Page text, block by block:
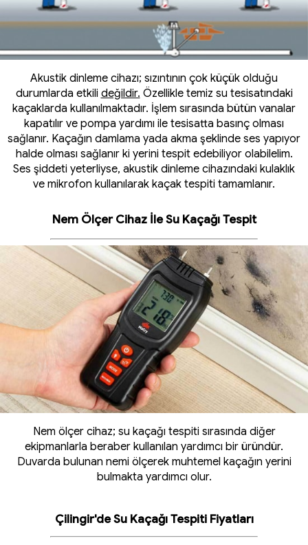
Akustik dinleme cihazı; sızıntının çok küçük olduğu
durumlarda etkili değildir. Özellikle temiz su tesisatındaki
kaçaklarda kullanılmaktadır. İşlem sırasında bütün vanalar
kapatılır ve pompa yardımı ile tesisatta basınç olması
sağlanır. Kaçağın damlama yada akma şeklinde ses yapıyor
halde olması sağlanır ki yerini tespit edebiliyor olabilelim.
Ses şiddeti yeterliyse, akustik dinleme cihazındaki kulaklık
ve mikrofon kullanılarak kaçak tespiti tamamlanır.
Nem Ölçer Cihaz İle Su Kaçağı Tespit
Nem ölçer cihaz; su kaçağı tespiti sırasında diğer
ekipmanlarla beraber kullanılan yardımcı bir üründür.
Duvarda bulunan nemi ölçerek muhtemel kaçağın yerini
bulmakta yardımcı olur.
Çilingir'de Su Kaçağı Tespiti Fiyatları